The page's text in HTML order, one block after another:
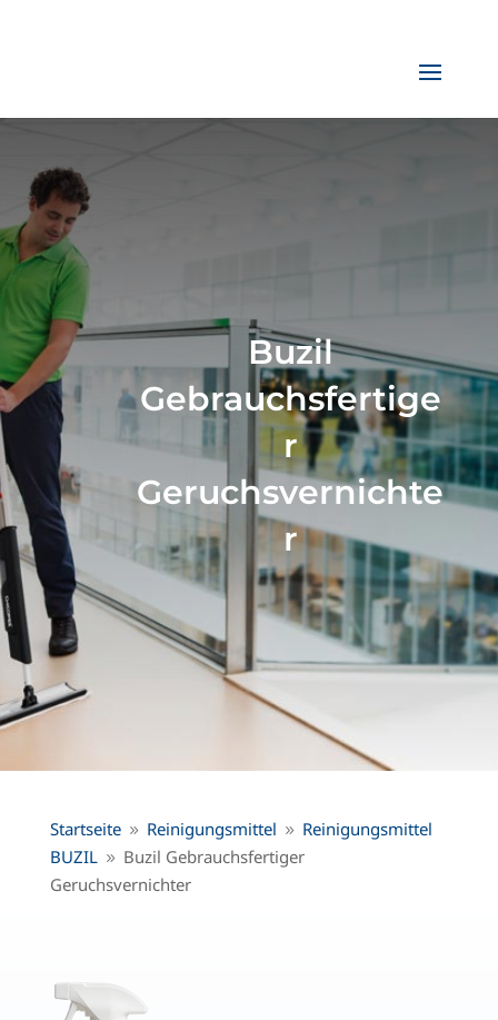
Buzil
Gebrauchsfertige
r
Geruchsvernichte
r
Startseite 9 Reinigungsmittel 9 Reinigungsmittel
BUZIL 9 Buzil Gebrauchsfertiger
Geruchsvernichter